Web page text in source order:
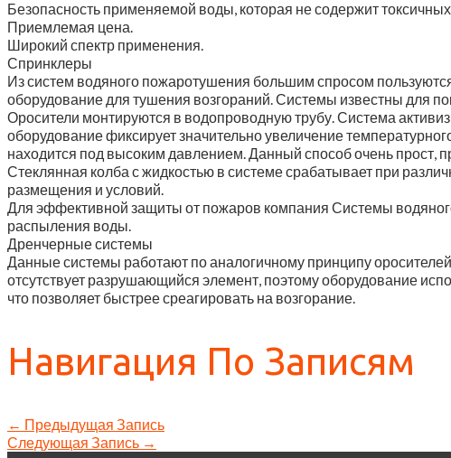
Безопасность применяемой воды, которая не содержит
Приемлемая цена.
Широкий спектр применения.
Спринклеры
Из систем водяного пожаротушения большим спросом
оборудование для тушения возгораний. Системы известны для
Оросители монтируются в водопроводную трубу. Система
оборудование фиксирует значительно увеличение
находится под высоким давлением. Данный способ очень прост,
Стеклянная колба с жидкостью в системе срабатывает при
размещения и условий.
Для эффективной защиты от пожаров компания Системы
распыления воды.
Дренчерные системы
Данные системы работают по аналогичному принципу
отсутствует разрушающийся элемент, поэтому оборудование
что позволяет быстрее среагировать на возгорание.
Навигация По Записям
← Предыдущая Запись
Следующая Запись →